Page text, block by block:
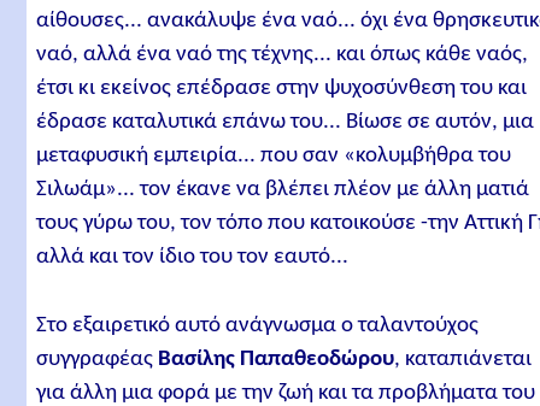
αίθουσες... ανακάλυψε ένα ναό... όχι ένα
ναό, αλλά ένα ναό της τέχνης... και όπως κάθε ναός,
έτσι κι εκείνος επέδρασε στην ψυχοσύνθεση του και
έδρασε καταλυτικά επάνω του... Βίωσε σε αυτόν, μια
μεταφυσική εμπειρία... που σαν «κολυμβήθρα του
Σιλωάμ»... τον έκανε να βλέπει πλέον με άλλη ματιά
τους γύρω του, τον τόπο που κατοικούσε -την Αττική
αλλά και τον ίδιο του τον εαυτό...
Στο εξαιρετικό αυτό ανάγνωσμα ο ταλαντούχος
συγγραφέας Βασίλης Παπαθεοδώρου, καταπιάνεται
για άλλη μια φορά με την ζωή και τα προβλήματα του